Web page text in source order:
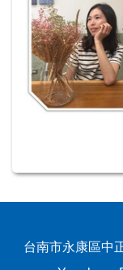
台南市永康區中